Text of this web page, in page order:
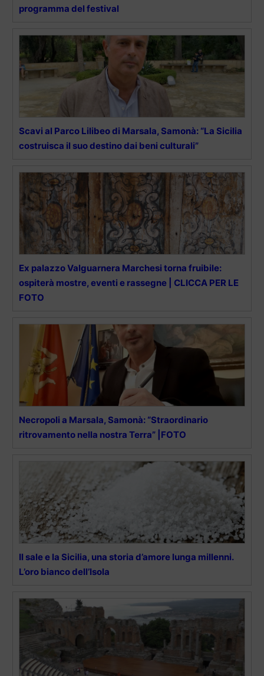
programma del festival
Scavi al Parco Lilibeo di Marsala, Samonà: “La Sicilia
costruisca il suo destino dai beni culturali”
Ex palazzo Valguarnera Marchesi torna fruibile:
ospiterà mostre, eventi e rassegne | CLICCA PER LE
FOTO
Necropoli a Marsala, Samonà: “Straordinario
ritrovamento nella nostra Terra” |FOTO
Il sale e la Sicilia, una storia d’amore lunga millenni.
L’oro bianco dell’Isola